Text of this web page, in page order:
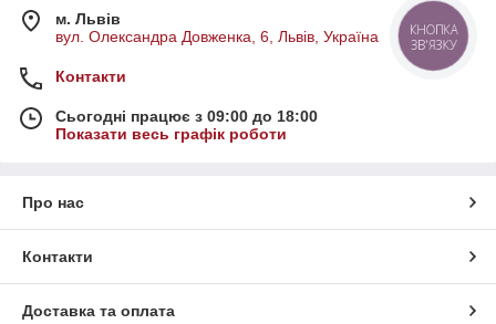
м. Львів
вул. Олександра Довженка, 6, Львів, Україна
Контакти
Сьогодні працює з 09:00 до 18:00
Показати весь графік роботи
Про нас
Контакти
Доставка та оплата
КНОПКА
ЗВ'ЯЗКУ